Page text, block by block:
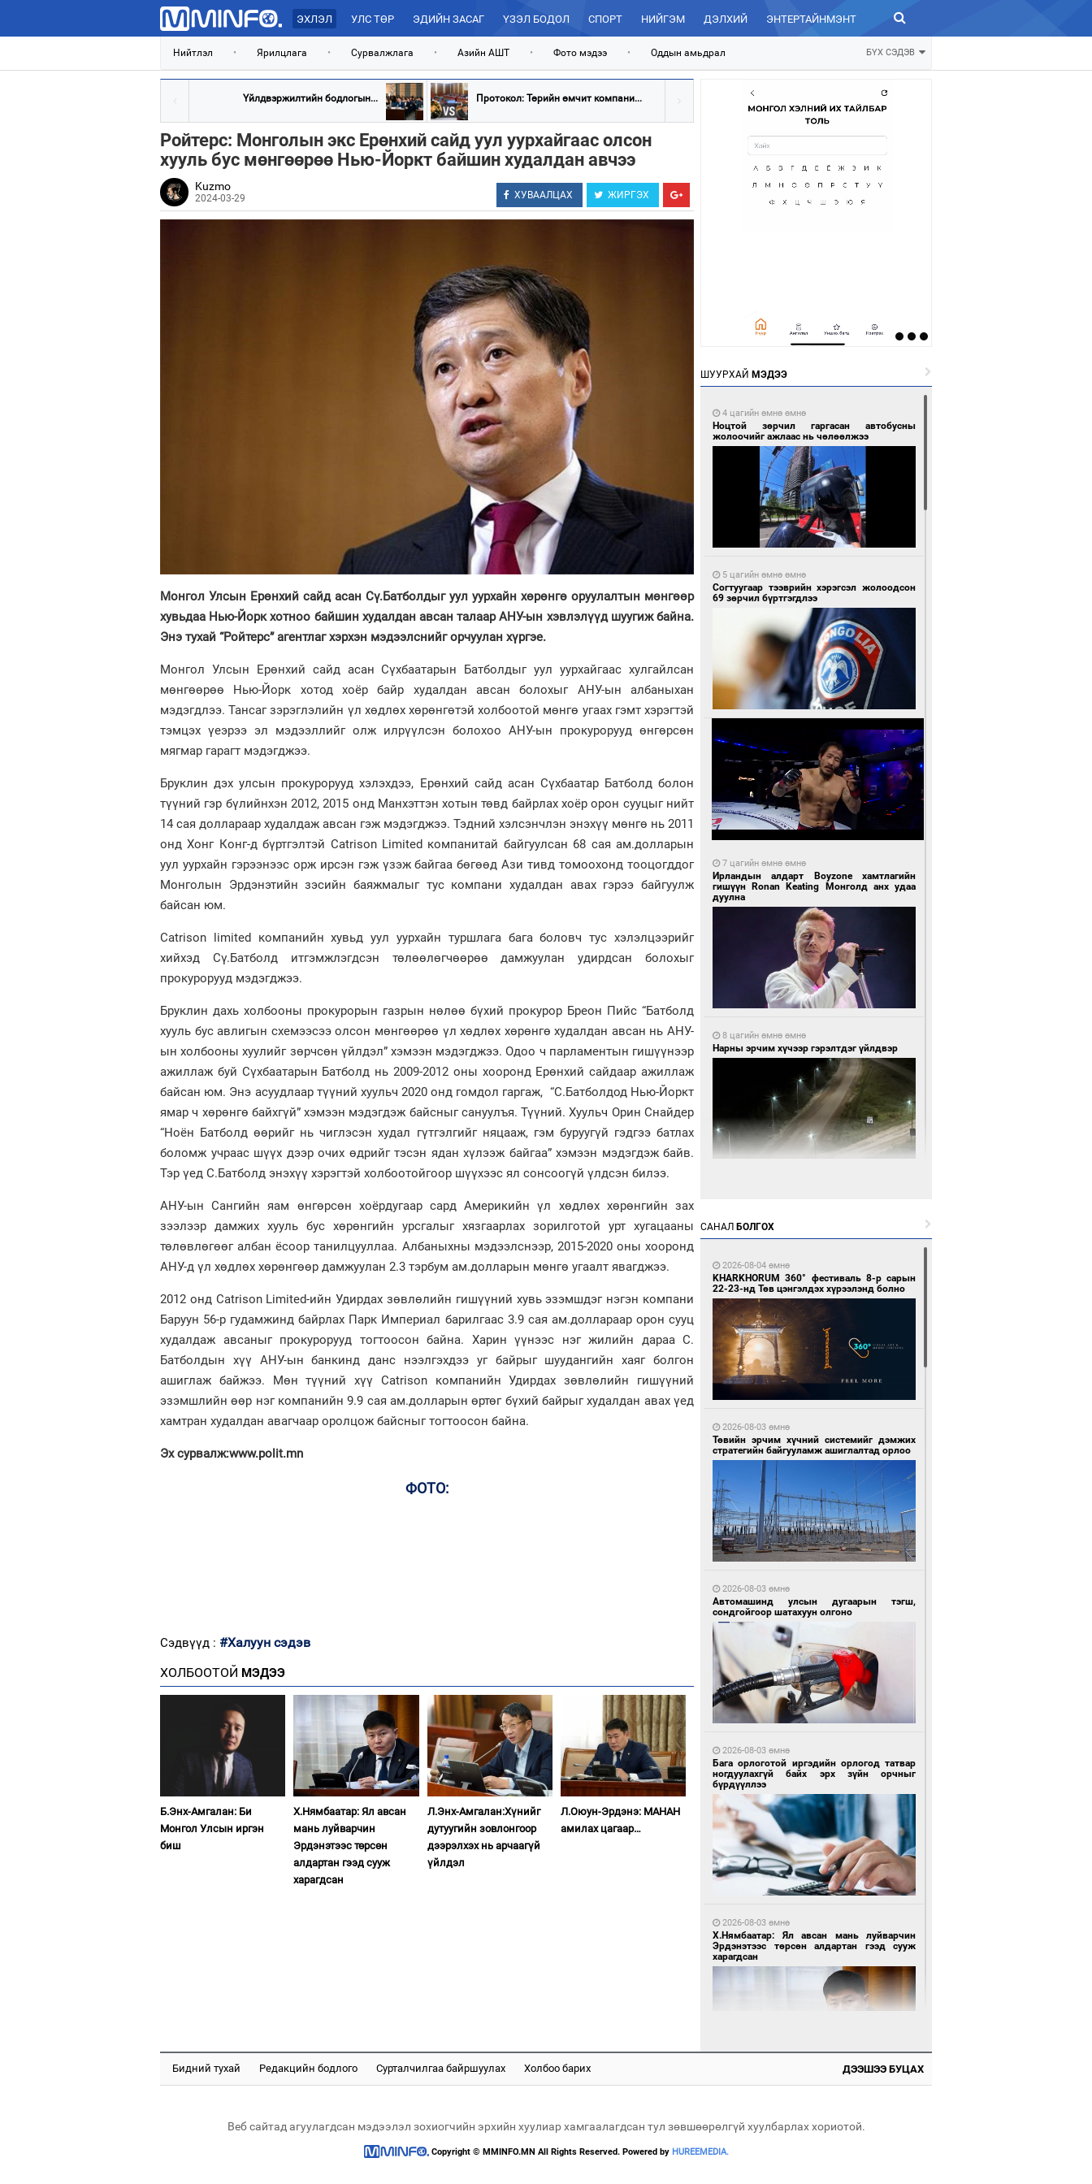
ЭХЛЭЛ УЛС ТӨР ЭДИЙН ЗАСАГ ҮЗЭЛ БОДОЛ СПОРТ НИЙГЭМ ДЭЛХИЙ ЭНТЕРТАЙНМЭНТ ЗУРХАЙ
Нийтлэл • Ярилцлага • Сурвалжлага • Азийн АШТ • Фото мэдээ • Оддын амьдрал БҮХ СЭДЭВ
Үйлдвэржилтийн бодлогын... Протокол: Төрийн өмчит компани...
Ройтерс: Монголын экс Ерөнхий сайд уул уурхайгаас олсон
хууль бус мөнгөөрөө Нью-Йоркт байшин худалдан авчээ
Kuzmo
2024-03-29 ХУВААЛЦАХ ЖИРГЭХ
Монгол Улсын Ерөнхий сайд асан Сү.Батболдыг уул уурхайн хөрөнгө оруулалтын мөнгөөр
хувьдаа Нью-Йорк хотноо байшин худалдан авсан талаар АНУ-ын хэвлэлүүд шуугиж байна.
Энэ тухай “Ройтерс” агентлаг хэрхэн мэдээлснийг орчуулан хүргэе.
Монгол Улсын Ерөнхий сайд асан Сүхбаатарын Батболдыг уул уурхайгаас хулгайлсан
мөнгөөрөө Нью-Йорк хотод хоёр байр худалдан авсан болохыг АНУ-ын албаныхан
мэдэгдлээ. Тансаг зэрэглэлийн үл хөдлөх хөрөнгөтэй холбоотой мөнгө угаах гэмт хэрэгтэй
тэмцэх үеэрээ эл мэдээллийг олж илрүүлсэн болохоо АНУ-ын прокурорууд өнгөрсөн
мягмар гарагт мэдэгджээ.
Бруклин дэх улсын прокурорууд хэлэхдээ, Ерөнхий сайд асан Сүхбаатар Батболд болон
түүний гэр бүлийнхэн 2012, 2015 онд Манхэттэн хотын төвд байрлах хоёр орон сууцыг нийт
14 сая доллараар худалдаж авсан гэж мэдэгджээ. Тэдний хэлсэнчлэн энэхүү мөнгө нь 2011
онд Хонг Конг-д бүртгэлтэй Catrison Limited компанитай байгуулсан 68 сая ам.долларын
уул уурхайн гэрээнээс орж ирсэн гэж үзэж байгаа бөгөөд Ази тивд томоохонд тооцогддог
Монголын Эрдэнэтийн зэсийн баяжмалыг тус компани худалдан авах гэрээ байгуулж
байсан юм.
Catrison limited компанийн хувьд уул уурхайн туршлага бага боловч тус хэлэлцээрийг
хийхэд Сү.Батболд итгэмжлэгдсэн төлөөлөгчөөрөө дамжуулан удирдсан болохыг
прокурорууд мэдэгджээ.
Бруклин дахь холбооны прокурорын газрын нөлөө бүхий прокурор Бреон Пийс “Батболд
хууль бус авлигын схемээсээ олсон мөнгөөрөө үл хөдлөх хөрөнгө худалдан авсан нь АНУ-
ын холбооны хуулийг зөрчсөн үйлдэл” хэмээн мэдэгджээ. Одоо ч парламентын гишүүнээр
ажиллаж буй Сүхбаатарын Батболд нь 2009-2012 оны хооронд Ерөнхий сайдаар ажиллаж
байсан юм. Энэ асуудлаар түүний хуульч 2020 онд гомдол гаргаж, “С.Батболдод Нью-Йоркт
ямар ч хөрөнгө байхгүй” хэмээн мэдэгдэж байсныг сануулъя. Түүний. Хуульч Орин Снайдер
“Ноён Батболд өөрийг нь чиглэсэн худал гүтгэлгийг няцааж, гэм буруугүй гэдгээ батлах
боломж учраас шүүх дээр очих өдрийг тэсэн ядан хүлээж байгаа” хэмээн мэдэгдэж байв.
Тэр үед С.Батболд энэхүү хэрэгтэй холбоотойгоор шүүхээс ял сонсоогүй үлдсэн билээ.
АНУ-ын Сангийн яам өнгөрсөн хоёрдугаар сард Америкийн үл хөдлөх хөрөнгийн зах
зээлээр дамжих хууль бус хөрөнгийн урсгалыг хязгаарлах зорилготой урт хугацааны
төлөвлөгөөг албан ёсоор танилцууллаа. Албаныхны мэдээлснээр, 2015-2020 оны хооронд
АНУ-д үл хөдлөх хөрөнгөөр дамжуулан 2.3 тэрбум ам.долларын мөнгө угаалт явагджээ.
2012 онд Catrison Limited-ийн Удирдах зөвлөлийн гишүүний хувь эзэмшдэг нэгэн компани
Баруун 56-р гудамжинд байрлах Парк Империал барилгаас 3.9 сая ам.доллараар орон сууц
худалдаж авсаныг прокурорууд тогтоосон байна. Харин үүнээс нэг жилийн дараа С.
Батболдын хүү АНУ-ын банкинд данс нээлгэхдээ уг байрыг шуудангийн хаяг болгон
ашиглаж байжээ. Мөн түүний хүү Catrison компанийн Удирдах зөвлөлийн гишүүний
эзэмшлийн өөр нэг компанийн 9.9 сая ам.долларын өртөг бүхий байрыг худалдан авах үед
хамтран худалдан авагчаар оролцож байсныг тогтоосон байна.
Эх сурвалж:www.polit.mn
ФОТО:
Сэдвүүд : #Халуун сэдэв
ХОЛБООТОЙ МЭДЭЭ
Б.Энх-Амгалан: Би
Монгол Улсын иргэн
биш
Х.Нямбаатар: Ял авсан
мань луйварчин
Эрдэнэтээс төрсөн
алдартан гээд сууж
харагдсан
Л.Энх-Амгалан:Хүнийг
дутуугийн зовлонгоор
дээрэлхэх нь арчаагүй
үйлдэл
Л.Оюун-Эрдэнэ: МАНАН
амилах цагаар…
ШУУРХАЙ МЭДЭЭ
4 цагийн өмнө өмнө
Ноцтой зөрчил гаргасан автобусны
жолоочийг ажлаас нь чөлөөлжээ
5 цагийн өмнө өмнө
Согтуугаар тээврийн хэрэгсэл жолоодсон
69 зөрчил бүртгэгдлээ
7 цагийн өмнө өмнө
Ирландын алдарт Boyzone хамтлагийн
гишүүн Ronan Keating Монголд анх удаа
дуулна
8 цагийн өмнө өмнө
Нарны эрчим хүчээр гэрэлтдэг үйлдвэр
8 цагийн өмнө өмнө
Өнөөдөр сондгой тоогоор төгссөн улсын
дугаартай автомашинтай иргэдэд шатахуун
олгоно
8 цагийн өмнө өмнө
УИХ-ын дарга С.Бямбацогт Сутай хайрхны
тэнгэрийг тахих тахилгад оролцлоо
8 цагийн өмнө өмнө
Зургаан цагаан мэнгэтэй харагчин үхэр
өдөр
8 цагийн өмнө өмнө
Бороо орохгүй, өдөртөө 28-30 хэм дулаан
байна
САНАЛ БОЛГОХ
2026-08-04 өмнө
KHARKHORUM 360° фестиваль 8-р сарын
22-23-нд Төв цэнгэлдэх хүрээлэнд болно
2026-08-03 өмнө
Төвийн эрчим хүчний системийг дэмжих
стратегийн байгууламж ашиглалтад орлоо
2026-08-03 өмнө
Автомашинд улсын дугаарын тэгш,
сондгойгоор шатахуун олгоно
2026-08-03 өмнө
Бага орлоготой иргэдийн орлогод татвар
ногдуулахгүй байх эрх зүйн орчныг
бүрдүүллээ
2026-08-03 өмнө
Х.Нямбаатар: Ял авсан мань луйварчин
Эрдэнэтээс төрсөн алдартан гээд сууж
харагдсан
Бидний тухай Редакцийн бодлого Сурталчилгаа байршуулах Холбоо барих ДЭЭШЭЭ БУЦАХ
Веб сайтад агуулагдсан мэдээлэл зохиогчийн эрхийн хуулиар хамгаалагдсан тул зөвшөөрөлгүй хуулбарлах хориотой.
Copyright © MMINFO.MN All Rights Reserved. Powered by HUREEMEDIA.